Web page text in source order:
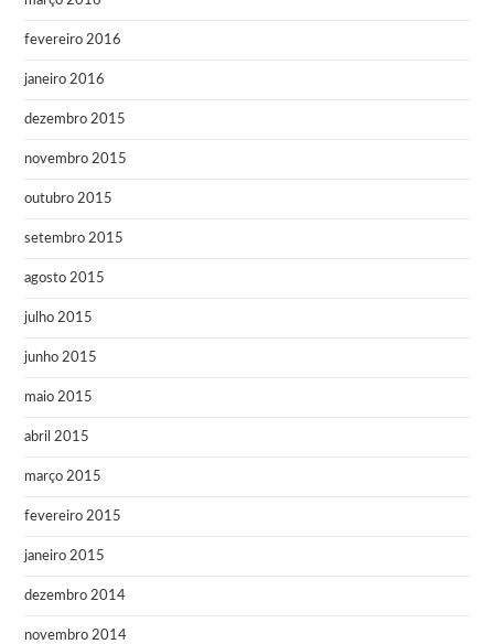
fevereiro 2016
janeiro 2016
dezembro 2015
novembro 2015
outubro 2015
setembro 2015
agosto 2015
julho 2015
junho 2015
maio 2015
abril 2015
março 2015
fevereiro 2015
janeiro 2015
dezembro 2014
novembro 2014